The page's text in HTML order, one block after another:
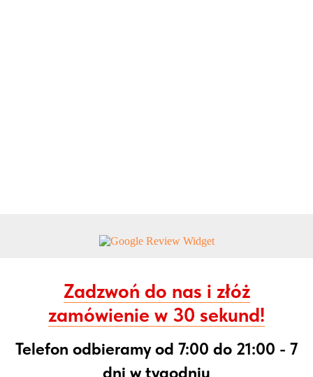
Zadzwoń do nas i złóż
zamówienie w 30 sekund!
Telefon odbieramy od 7:00 do 21:00 - 7
dni w tygodniu